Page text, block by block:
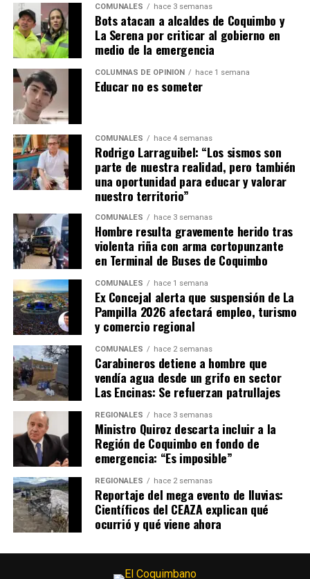
COMUNALES hace 3 semanas
Bots atacan a alcaldes de Coquimbo y
La Serena por criticar al gobierno en
medio de la emergencia
COLUMNAS DE OPINIÓN hace 1 semana
Educar no es someter
COMUNALES hace 4 semanas
Rodrigo Larraguibel: “Los sismos son
parte de nuestra realidad, pero también
una oportunidad para educar y valorar
nuestro territorio”
COMUNALES hace 3 semanas
Hombre resulta gravemente herido tras
violenta riña con arma cortopunzante
en Terminal de Buses de Coquimbo
COMUNALES hace 1 semana
Ex Concejal alerta que suspensión de La
Pampilla 2026 afectará empleo, turismo
y comercio regional
COMUNALES hace 2 semanas
Carabineros detiene a hombre que
vendía agua desde un grifo en sector
Las Encinas: Se refuerzan patrullajes
REGIONALES hace 3 semanas
Ministro Quiroz descarta incluir a la
Región de Coquimbo en fondo de
emergencia: “Es imposible”
REGIONALES hace 2 semanas
Reportaje del mega evento de lluvias:
Científicos del CEAZA explican qué
ocurrió y qué viene ahora